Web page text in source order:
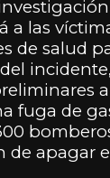
a las
de salud
fuga de
de apagar